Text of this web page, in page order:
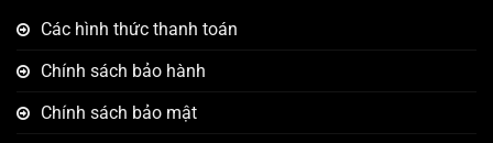
Các hình thức thanh toán
Chính sách bảo hành
Chính sách bảo mật